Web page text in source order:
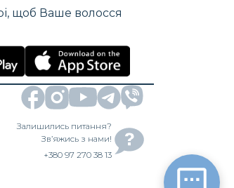
щоб Ваше волосся
Залишились питання?
Зв’яжись з нами!
+380 97 270 38 13